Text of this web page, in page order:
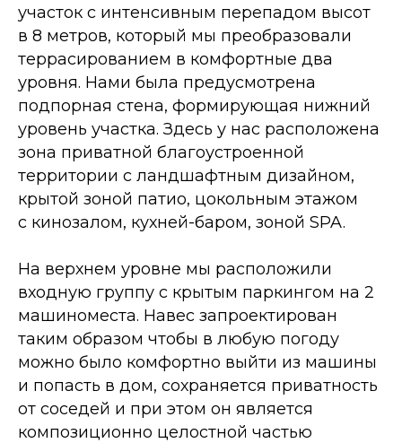
участок с интенсивным перепадом высот
в 8 метров, который мы преобразовали
террасированием в комфортные два
уровня. Нами была предусмотрена
подпорная стена, формирующая нижний
уровень участка. Здесь у нас расположена
зона приватной благоустроенной
территории с ландшафтным дизайном,
крытой зоной патио, цокольным этажом
с кинозалом, кухней-баром, зоной SPA.
На верхнем уровне мы расположили
входную группу с крытым паркингом на 2
машиноместа. Навес запроектирован
таким образом чтобы в любую погоду
можно было комфортно выйти из машины
и попасть в дом, сохраняется приватность
от соседей и при этом он является
композиционно целостной частью
Задать вопрос